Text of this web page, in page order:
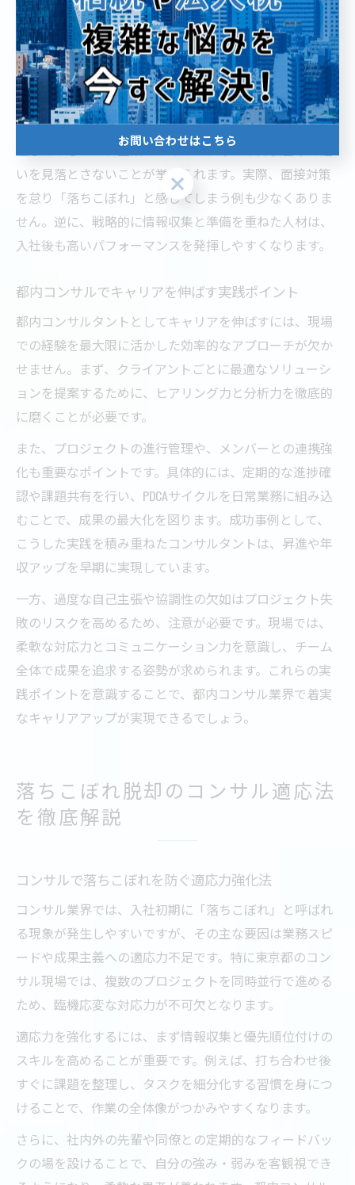
転職活動では、エージェントの活用やOB・OG訪問を通じ
て、リアルな現場情報を収集しましょう。加えて、ケー
ス面接やグループディスカッションなど、実践的な選考
対策も欠かせません。これらは、東京都のコンサル転職
市場特有の厳しさに対応するための必須プロセスです。
注意点としては、企業ごとのカルチャーや評価基準の違
いを見落とさないことが挙げられます。実際、面接対策
を怠り「落ちこぼれ」と感じてしまう例も少なくありま
せん。逆に、戦略的に情報収集と準備を重ねた人材は、
入社後も高いパフォーマンスを発揮しやすくなります。
都内コンサルでキャリアを伸ばす実践ポイント
都内コンサルタントとしてキャリアを伸ばすには、現場
での経験を最大限に活かした効率的なアプローチが欠か
せません。まず、クライアントごとに最適なソリューシ
ョンを提案するために、ヒアリング力と分析力を徹底的
に磨くことが必要です。
また、プロジェクトの進行管理や、メンバーとの連携強
化も重要なポイントです。具体的には、定期的な進捗確
認や課題共有を行い、PDCAサイクルを日常業務に組み込
むことで、成果の最大化を図ります。成功事例として、
こうした実践を積み重ねたコンサルタントは、昇進や年
収アップを早期に実現しています。
一方、過度な自己主張や協調性の欠如はプロジェクト失
敗のリスクを高めるため、注意が必要です。現場では、
柔軟な対応力とコミュニケーション力を意識し、チーム
全体で成果を追求する姿勢が求められます。これらの実
践ポイントを意識することで、都内コンサル業界で着実
なキャリアアップが実現できるでしょう。
落ちこぼれ脱却のコンサル適応法
を徹底解説
コンサルで落ちこぼれを防ぐ適応力強化法
コンサル業界では、入社初期に「落ちこぼれ」と呼ばれ
る現象が発生しやすいですが、その主な要因は業務スピ
ードや成果主義への適応力不足です。特に東京都のコン
サル現場では、複数のプロジェクトを同時並行で進める
ため、臨機応変な対応力が不可欠となります。
適応力を強化するには、まず情報収集と優先順位付けの
スキルを高めることが重要です。例えば、打ち合わせ後
すぐに課題を整理し、タスクを細分化する習慣を身につ
けることで、作業の全体像がつかみやすくなります。
さらに、社内外の先輩や同僚との定期的なフィードバッ
クの場を設けることで、自分の強み・弱みを客観視でき
お問い合わせはこちら
お問い合わせはこちら